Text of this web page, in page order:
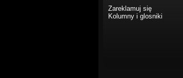
Zareklamuj się
Kolumny i glosniki